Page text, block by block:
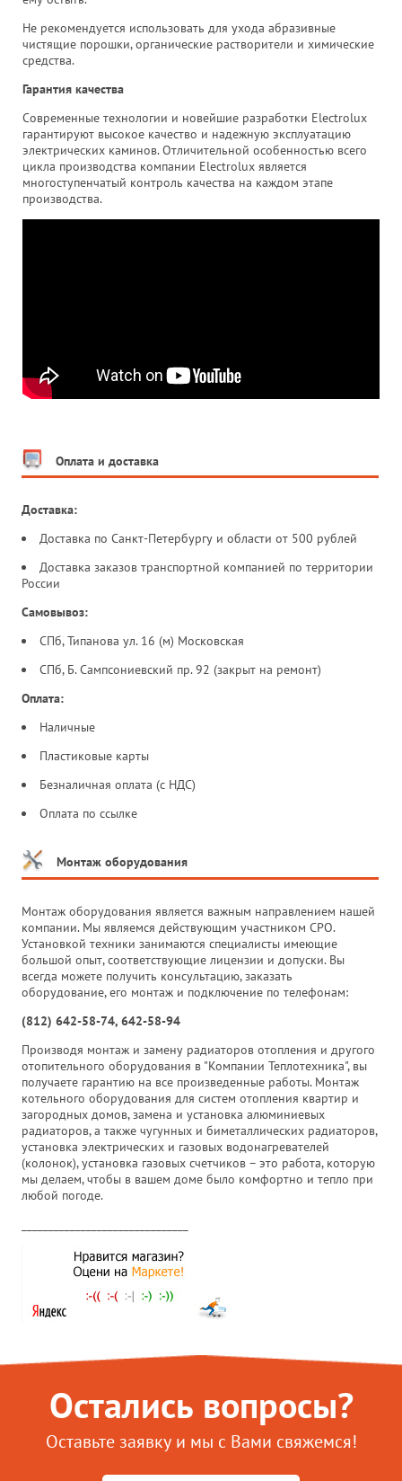
Не рекомендуется использовать для ухода абразивные
чистящие порошки, органические растворители и химические
средства.
Гарантия качества
Современные технологии и новейшие разработки Electrolux
гарантируют высокое качество и надежную эксплуатацию
электрических каминов. Отличительной особенностью всего
цикла производства компании Electrolux является
многоступенчатый контроль качества на каждом этапе
производства.
Оплата и доставка
Доставка:
Доставка по Санкт-Петербургу и области от 500 рублей
Доставка заказов транспортной компанией по территории
России
Самовывоз:
СПб, Типанова ул. 16 (м) Московская
СПб, Б. Сампсониевский пр. 92 (закрыт на ремонт)
Оплата:
Наличные
Пластиковые карты
Безналичная оплата (с НДС)
Оплата по ссылке
Монтаж оборудования
Монтаж оборудования является важным направлением нашей
компании. Мы являемся действующим участником СРО.
Установкой техники занимаются специалисты имеющие
большой опыт, соответствующие лицензии и допуски. Вы
всегда можете получить консультацию, заказать
оборудование, его монтаж и подключение по телефонам:
(812) 642-58-74, 642-58-94
Производя монтаж и замену радиаторов отопления и другого
отопительного оборудования в "Компании Теплотехника", вы
получаете гарантию на все произведенные работы. Монтаж
котельного оборудования для систем отопления квартир и
загородных домов, замена и установка алюминиевых
радиаторов, а также чугунных и биметаллических радиаторов,
установка электрических и газовых водонагревателей
(колонок), установка газовых счетчиков – это работа, которую
мы делаем, чтобы в вашем доме было комфортно и тепло при
любой погоде.
Остались вопросы?
Оставьте заявку и мы с Вами свяжемся!